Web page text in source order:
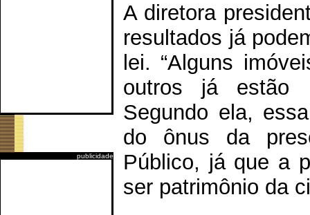
publicidade
A diretora
resultados já
lei. “Alguns
outros já estão
Segundo ela,
do ônus da
Público, já que a
ser patrimônio da